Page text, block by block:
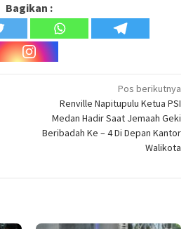
Bagikan :
Pos berikutnya
Renville Napitupulu Ketua PSI
Medan Hadir Saat Jemaah Geki
Beribadah Ke – 4 Di Depan Kantor
Walikota